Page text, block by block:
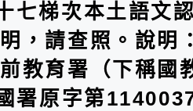
七梯次本土語文
，請查照。說明
教育署（下稱國
署原字第